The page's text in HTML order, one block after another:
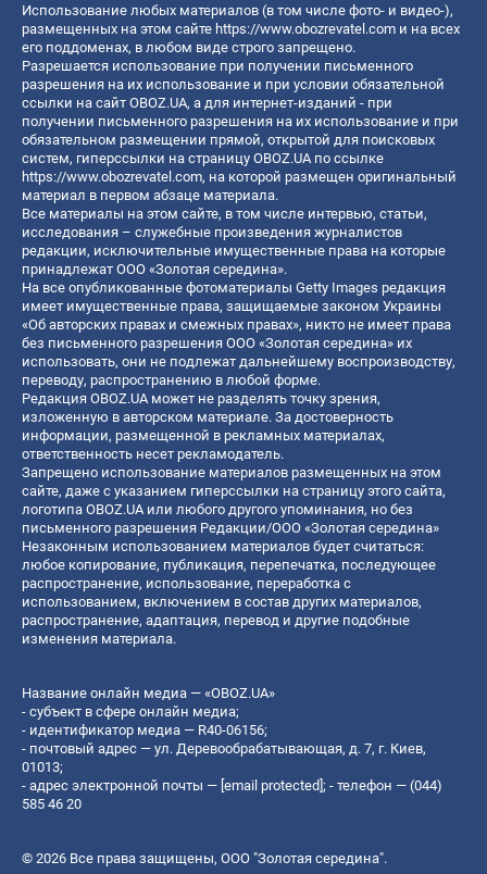
Использование любых материалов (в том числе фото- и видео-),
размещенных на этом сайте https://www.obozrevatel.com и на всех
его поддоменах, в любом виде строго запрещено.
Разрешается использование при получении письменного
разрешения на их использование и при условии обязательной
ссылки на сайт OBOZ.UA, а для интернет-изданий - при
получении письменного разрешения на их использование и при
обязательном размещении прямой, открытой для поисковых
систем, гиперссылки на страницу OBOZ.UA по ссылке
https://www.obozrevatel.com, на которой размещен оригинальный
материал в первом абзаце материала.
Все материалы на этом сайте, в том числе интервью, статьи,
исследования – служебные произведения журналистов
редакции, исключительные имущественные права на которые
принадлежат ООО «Золотая середина».
На все опубликованные фотоматериалы Getty Images редакция
имеет имущественные права, защищаемые законом Украины
«Об авторских правах и смежных правах», никто не имеет права
без письменного разрешения ООО «Золотая середина» их
использовать, они не подлежат дальнейшему воспроизводству,
переводу, распространению в любой форме.
Редакция OBOZ.UA может не разделять точку зрения,
изложенную в авторском материале. За достоверность
информации, размещенной в рекламных материалах,
ответственность несет рекламодатель.
Запрещено использование материалов размещенных на этом
сайте, даже с указанием гиперссылки на страницу этого сайта,
логотипа OBOZ.UA или любого другого упоминания, но без
письменного разрешения Редакции/ООО «Золотая середина»
Незаконным использованием материалов будет считаться:
любое копирование, публикация, перепечатка, последующее
распространение, использование, переработка с
использованием, включением в состав других материалов,
распространение, адаптация, перевод и другие подобные
изменения материала.
Название онлайн медиа — «OBOZ.UA»
- субъект в сфере онлайн медиа;
- идентификатор медиа — R40-06156;
- почтовый адрес — ул. Деревообрабатывающая, д. 7, г. Киев,
01013;
- адрес электронной почты — [email protected]; - телефон — (044)
585 46 20
© 2026 Все права защищены, ООО "Золотая середина".